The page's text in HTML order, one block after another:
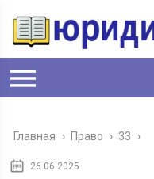
Главная › Право › 33 ›
26.06.2025